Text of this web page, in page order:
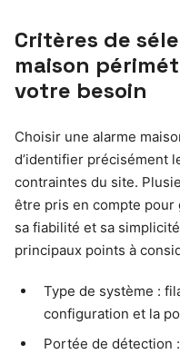
Critères de
maison
votre besoin
Choisir une alarme
d’identifier précisément
contraintes du site.
être pris en compte pour
sa fiabilité et sa
principaux points à
Type de système :
configuration et la
Portée de détection